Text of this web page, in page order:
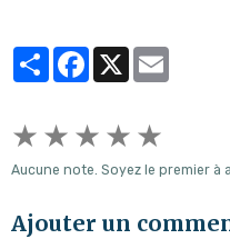
PartagerFacebook
★ ★ ★ ★ ★
Aucune note. Soyez le premier à
Ajouter un